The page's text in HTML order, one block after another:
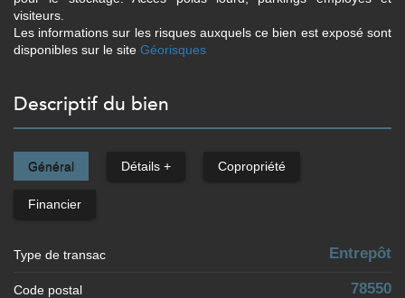
visiteurs.
Les informations sur les risques auxquels ce bien est exposé sont
disponibles sur le site Géorisques
descriptif du bien
Général Détails + Copropriété
Financier
Type de transac Entrepôt
Code postal 78550